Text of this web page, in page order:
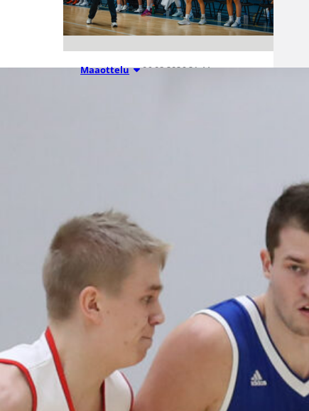
Maaottelu 06.08.2026 21:44
Tukholmassa
–
harvinaislaatu
inen voitto
Liettuasta